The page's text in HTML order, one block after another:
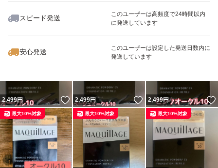
スピード発送
このユーザーは高頻度で24時間以内
に発送しています
安心発送
このユーザーは設定した発送日数内に
発送しています
いいね！
2,470
2,499円 いいね！
2,499円 いいね！
2,499円
最大10%対象 最大10%対象 最大10%対象